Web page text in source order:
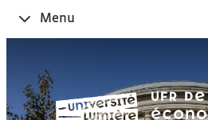
Ouvrir
le
Menu